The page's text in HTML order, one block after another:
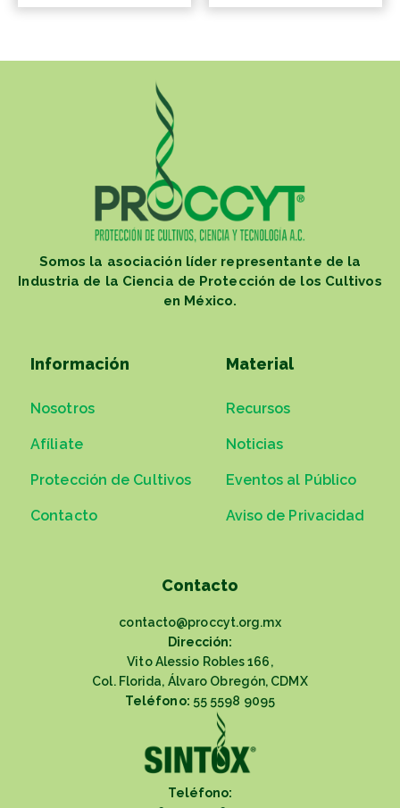
Somos la asociación líder representante de la
Industria de la Ciencia de Protección de los Cultivos
en México.
Información
Nosotros
Afíliate
Protección de Cultivos
Contacto
Material
Recursos
Noticias
Eventos al Público
Aviso de Privacidad
Contacto
contacto@proccyt.org.mx
Dirección:
Vito Alessio Robles 166,
Col. Florida, Álvaro Obregón, CDMX
Teléfono: 55 5598 9095
Teléfono: